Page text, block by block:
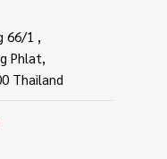
66/1 ,
Phlat,
Thailand